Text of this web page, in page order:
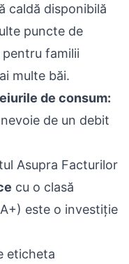
caldă disponibilă
puncte de
pentru familii
multe băi.
de consum:
de un debit
Asupra Facturilor
cu o clasă
este o investiție
eticheta